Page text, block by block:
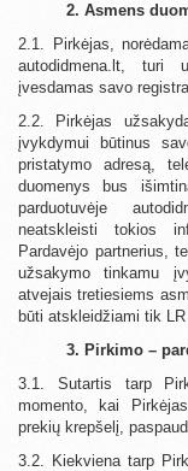
2. Asmens
2.1. Pirkėjas,
autodidmena.lt, turi
įvesdamas savo
2.2. Pirkėjas
įvykdymui būtinus
pristatymo adresą,
duomenys bus
parduotuvėje
neatskleisti tokios
Pardavėjo partnerius,
užsakymo tinkamu
atvejais tretiesiems
būti atskleidžiami tik
3. Pirkimo –
3.1. Sutartis tarp
momento, kai
prekių krepšelį,
3.2. Kiekviena tarp